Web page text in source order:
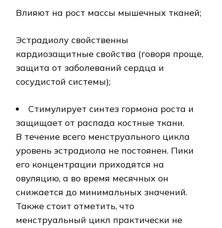
Влияют на рост массы мышечных тканей;
Эстрадиолу свойственны
кардиозащитные свойства (говоря проще,
защита от заболеваний сердца и
сосудистой системы);
Стимулирует синтез гормона роста и
защищает от распада костные ткани.
В течение всего менструального цикла
уровень эстрадиола не постоянен. Пики
его концентрации приходятся на
овуляцию, а во время месячных он
снижается до минимальных значений.
Также стоит отметить, что
менструальный цикл практически не